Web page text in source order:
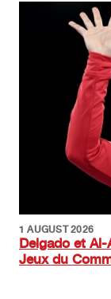
1 AUGUST 2026
Delgado et
Jeux du